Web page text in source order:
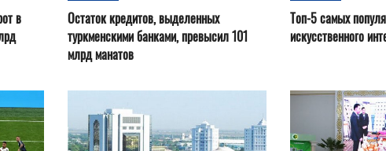
в
Остаток кредитов, выделенных
туркменскими банками, превысил 101
млрд манатов
Топ-5 самых
искусственного